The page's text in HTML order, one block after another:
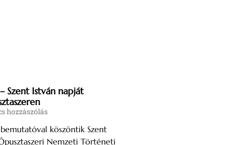
Szent István napját
hozzászólás
köszöntik Szent
Nemzeti Történeti